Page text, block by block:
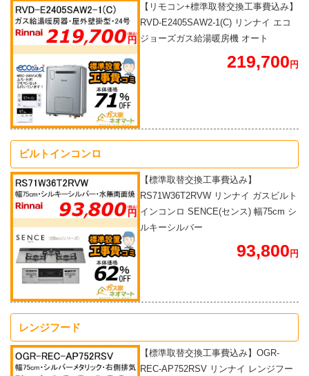
【リモコン+標準取替交換工事費込み】
RVD-E2405SAW2-1(C) リンナイ エコ
ジョーズガス給湯暖房機 オート
219,700 円
ビルトインコンロ
【標準取替交換工事費込み】
RS71W36T2RVW リンナイ ガスビルト
インコンロ SENCE(センス) 幅75cm シ
ルキーシルバー
93,800 円
レンジフード
【標準取替交換工事費込み】OGR-
REC-AP752RSV リンナイ レンジフー